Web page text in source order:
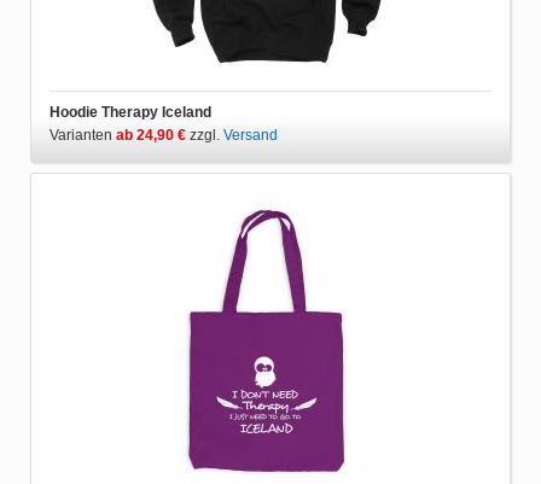
Hoodie Therapy Iceland
Varianten ab 24,90 € zzgl. Versand